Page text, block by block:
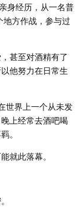
身经历，从一名普
地方作战，参与过
甚至对酒精有了
他努力在日常生
世界上一个从未发
上经常去酒吧喝
。
就此落幕。